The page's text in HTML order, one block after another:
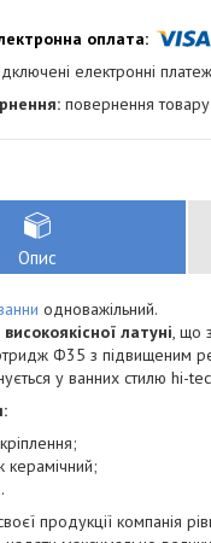
електронні
повернення
Опис
одноважільний.
високоякісної латуні , що
Ф35 з підвищеним
у ванних стилю hi-
керамічний;
продукції компанія